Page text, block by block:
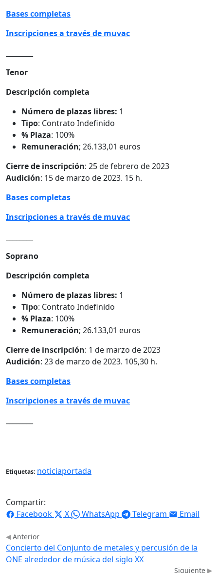
Bases completas
Inscripciones a través de muvac
Tenor
Descripción completa
Número de plazas libres: 1
Tipo: Contrato Indefinido
% Plaza: 100%
Remuneración; 26.133,01 euros
Cierre de inscripción: 25 de febrero de 2023
Audición: 15 de marzo de 2023. 15 h.
Bases completas
Inscripciones a través de muvac
Soprano
Descripción completa
Número de plazas libres: 1
Tipo: Contrato Indefinido
% Plaza: 100%
Remuneración; 26.133,01 euros
Cierre de inscripción: 1 de marzo de 2023
Audición: 23 de marzo de 2023. 105,30 h.
Bases completas
Inscripciones a través de muvac
Etiquetas: noticiaportada
Compartir:
Facebook
X WhatsApp Telegram Email
Anterior
Concierto del Conjunto de metales y percusión de la
ONE alrededor de música del siglo XX
Siguiente